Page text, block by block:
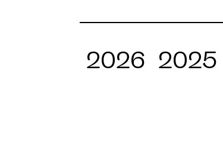
2026 2025